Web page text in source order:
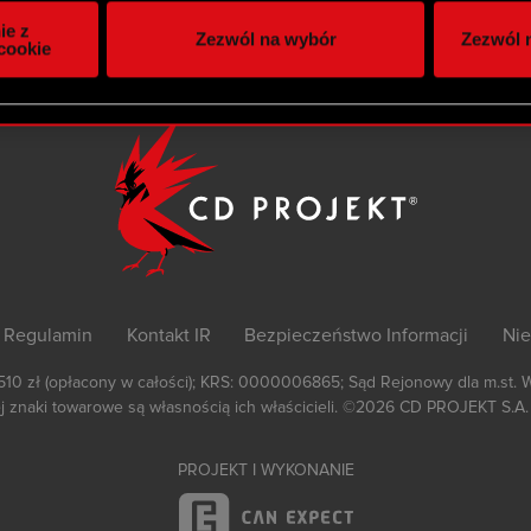
i analitycznym. Partnerzy mogą połączyć te informacje
podczas korzystania z ich usług. Kontynuując
cookie.
z
Zezwól na wybór Zezwól
Regulamin Kontakt IR Bezpieczeństwo Informacji
zł (opłacony w całości); KRS: 0000006865; Sąd Rejonowy dla m.st.
towarowe są własnością ich właścicieli. ©2026 CD PROJEKT S.A.
PROJEKT I WYKONANIE